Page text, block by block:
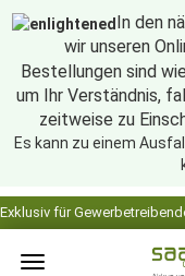
In den
wir unseren
Bestellungen sind
um Ihr Verständnis,
zeitweise zu
Es kann zu einem